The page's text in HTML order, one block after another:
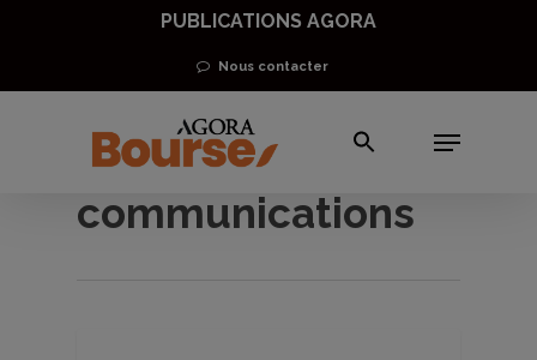
main
PUBLICATIONS AGORA
Nous contacter
Menu
Internet &
communications